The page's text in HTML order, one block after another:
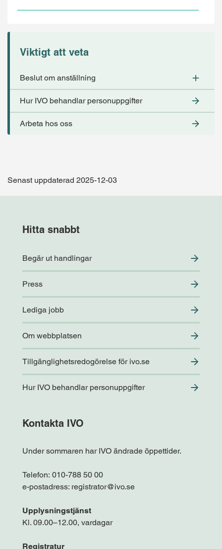
Viktigt att veta
Beslut om anställning
Hur IVO behandlar personuppgifter
Arbeta hos oss
Senast uppdaterad 2025-12-03
Hitta snabbt
Begär ut handlingar
Press
Lediga jobb
Om webbplatsen
Tillgänglighetsredogörelse för ivo.se
Hur IVO behandlar personuppgifter
Kontakta IVO
Under sommaren har IVO ändrade öppettider.
Telefon: 010-788 50 00
e-postadress: registrator@ivo.se
Upplysningstjänst
Kl. 09.00–12.00, vardagar
Registratur